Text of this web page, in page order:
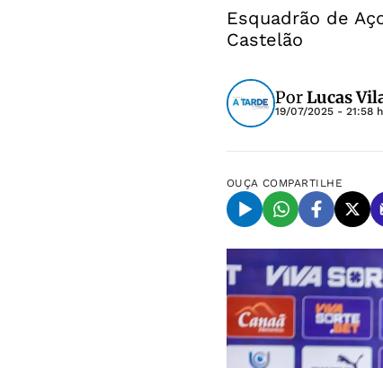
Esquadrão de
Castelão
PorLucas
19/07/2025 - 21:58 h
OUÇA COMPARTILHE